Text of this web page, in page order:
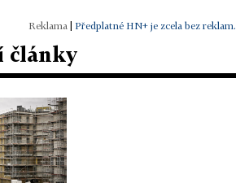
Předplatné HN+ je zcela bez reklam.
články